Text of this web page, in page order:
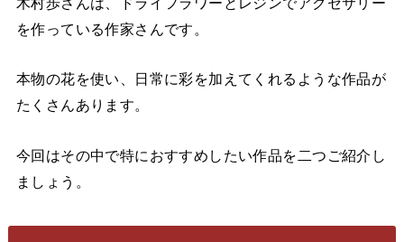
を作っている作家さんです。
本物の花を使い、日常に彩を加えてくれるような作品が
たくさんあります。
今回はその中で特におすすめしたい作品を二つご紹介し
ましょう。